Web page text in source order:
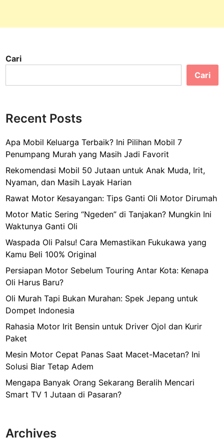
Cari
Cari
Recent Posts
Apa Mobil Keluarga Terbaik? Ini Pilihan Mobil 7
Penumpang Murah yang Masih Jadi Favorit
Rekomendasi Mobil 50 Jutaan untuk Anak Muda, Irit,
Nyaman, dan Masih Layak Harian
Rawat Motor Kesayangan: Tips Ganti Oli Motor Dirumah
Motor Matic Sering “Ngeden” di Tanjakan? Mungkin Ini
Waktunya Ganti Oli
Waspada Oli Palsu! Cara Memastikan Fukukawa yang
Kamu Beli 100% Original
Persiapan Motor Sebelum Touring Antar Kota: Kenapa
Oli Harus Baru?
Oli Murah Tapi Bukan Murahan: Spek Jepang untuk
Dompet Indonesia
Rahasia Motor Irit Bensin untuk Driver Ojol dan Kurir
Paket
Mesin Motor Cepat Panas Saat Macet-Macetan? Ini
Solusi Biar Tetap Adem
Mengapa Banyak Orang Sekarang Beralih Mencari
Smart TV 1 Jutaan di Pasaran?
Archives